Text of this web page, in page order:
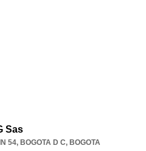
Sas
54, BOGOTA D C, BOGOTA